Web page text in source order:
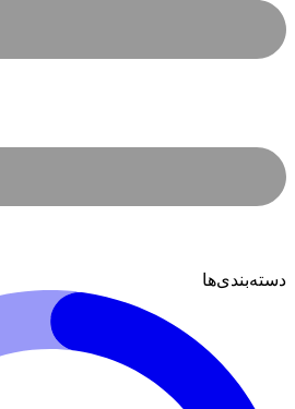
دسته‌بندی‌ها